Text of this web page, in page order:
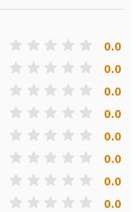
0.0
0.0
0.0
0.0
0.0
0.0
0.0
0.0